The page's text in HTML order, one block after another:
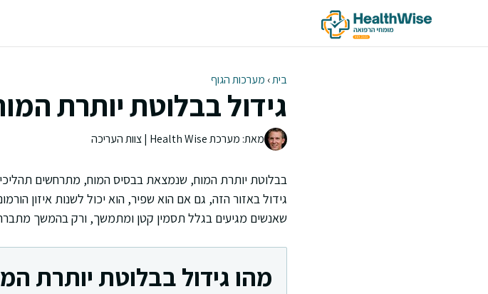
בית› מערכות הגוף
גידול בבלוטת יותרת
מאת: מערכת Health Wise | צוות העריכה
בבלוטת יותרת המוח, שנמצאת בבסיס המוח, מתרחשים
גידול באזור הזה, גם אם הוא שפיר, הוא יכול לשנות איזון
שאנשים מגיעים בגלל תסמין קטן ומתמשך, ורק בהמשך
מהו גידול בבלוטת יותרת